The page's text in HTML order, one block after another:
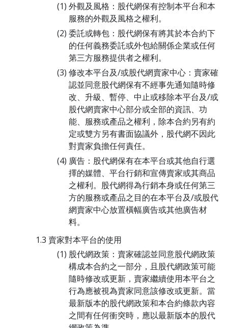
外觀及風格：股代網保有控制本平台和本
服務的外觀及風格之權利。
委託或轉包：股代網保有將其於本合約下
的任何義務委託或外包給關係企業或任何
第三方服務提供者之權利。
修改本平台及/或股代網賣家中心：賣家確
認並同意股代網保有不經事先通知隨時修
改、升級、暫停、中止或移除本平台及/或
股代網賣家中心部分或全部的資訊、功
能、服務或產品之權利，除本合約另有約
定或雙方另有書面協議外，股代網不因此
對賣家負擔任何責任。
廣告：股代網保有在本平台或其他自行選
擇的媒體、平台行銷和宣傳賣家或其商品
之權利。股代網得為行銷本身或任何第三
方的服務或產品之目的在本平台及/或股代
網賣家中心放置橫幅廣告或其他廣告材
料。
賣家對本平台的使用
股代網政策：賣家確認並同意股代網政策
構成本合約之一部分，且股代網政策可能
隨時修改或更新，賣家繼續使用本平台之
行為應被視為賣家同意該修改或更新。當
最新版本的股代網政策和本合約條款內容
之間有任何衝突時，應以最新版本的股代